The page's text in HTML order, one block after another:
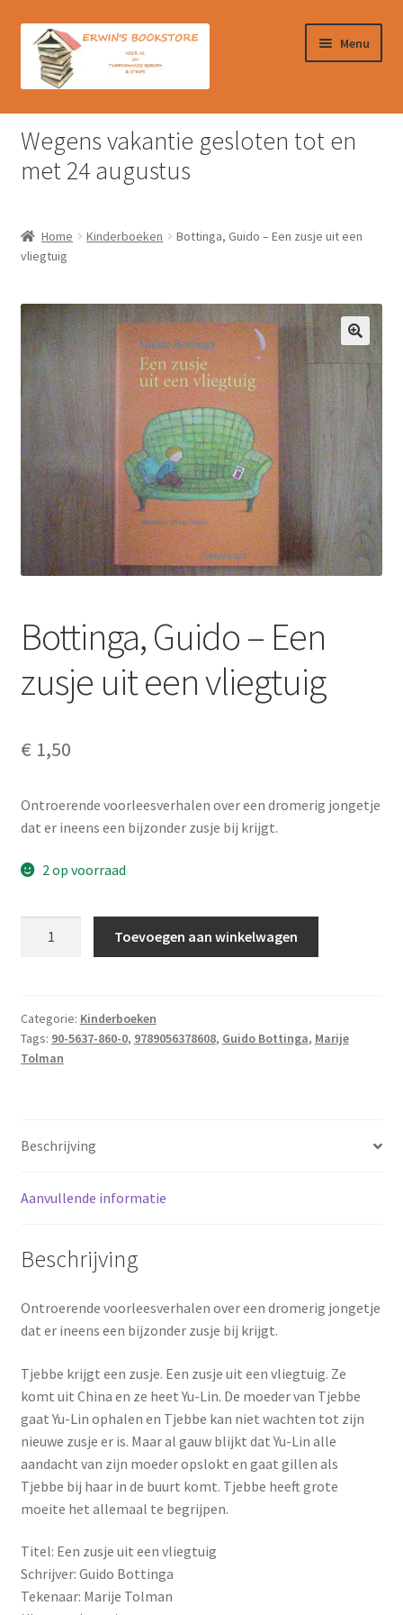
door
naar
naar
Menu
Home
Afrekenen
Contact
Verzendkosten & Ophalen boeken
Winkelmand
Wegens vakantie gesloten tot en
met 24 augustus
Home Kinderboeken
Bottinga, Guido – Een zusje uit een
vliegtuig
Bottinga, Guido – Een
zusje uit een vliegtuig
€ 1,50
Ontroerende voorleesverhalen over een dromerig jongetje
dat er ineens een bijzonder zusje bij krijgt.
2 op voorraad
zusje
uit
een
Toevoegen aan winkelwagen
Categorie: Kinderboeken
Tags: 90-5637-860-0, 9789056378608, Guido Bottinga, Marije
Tolman
Beschrijving
Aanvullende informatie
Beschrijving
Ontroerende voorleesverhalen over een dromerig jongetje
dat er ineens een bijzonder zusje bij krijgt.
Tjebbe krijgt een zusje. Een zusje uit een vliegtuig. Ze
komt uit China en ze heet Yu-Lin. De moeder van Tjebbe
gaat Yu-Lin ophalen en Tjebbe kan niet wachten tot zijn
nieuwe zusje er is. Maar al gauw blijkt dat Yu-Lin alle
aandacht van zijn moeder opslokt en gaat gillen als
Tjebbe bij haar in de buurt komt. Tjebbe heeft grote
moeite het allemaal te begrijpen.
Titel: Een zusje uit een vliegtuig
Schrijver: Guido Bottinga
Tekenaar: Marije Tolman